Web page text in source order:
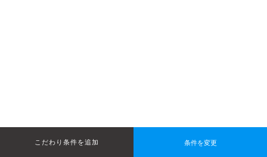
条件を変更